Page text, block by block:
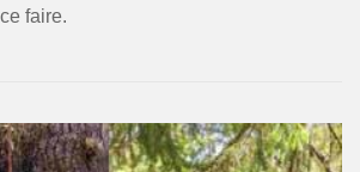
faire.